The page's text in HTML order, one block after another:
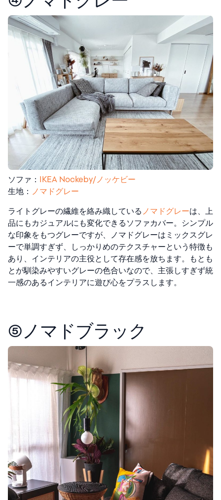
ソファ： IKEA Nockeby/ノッケビー
生地： ノマドグレー
ライトグレーの繊維を絡み織している ノマドグレーは、上
品にもカジュアルにも変化できるソファカバー。シンプル
な印象をもつグレーですが、ノマドグレーはミックスグレ
ーで単調すぎず、しっかりめのテクスチャーという特徴も
あり、インテリアの主役として存在感を放ちます。もとも
とが馴染みやすいグレーの色合いなので、主張しすぎず統
一感のあるインテリアに遊び心をプラスします。
⑤ノマドブラック